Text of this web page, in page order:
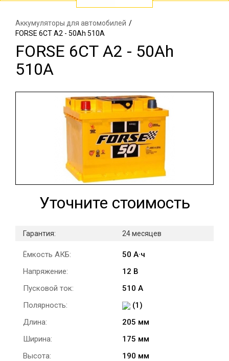
Аккумуляторы для автомобилей /
FORSE 6СТ A2 - 50Ah 510А
FORSE 6СТ A2 - 50Ah
510А
Уточните стоимость
Гарантия: 24 месяцев
Ёмкость АКБ:
50 А·ч
Напряжение:
12 В
Пусковой ток:
510 А
Полярность:
(1)
Длина:
205 мм
Ширина:
175 мм
Высота:
190 мм